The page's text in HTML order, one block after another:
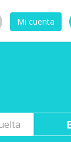
Mi cuenta